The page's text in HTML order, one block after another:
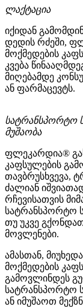
ლაქტაცია
იქიდან
დედის რძეში,
მოქმედების
კვება
მიღებამდე
ან ფარმაცევტს.
სატრანსპორტო
მუშაობა
ფლეკარდია®
კაფსულების
თავბრუსხვევა,
ძალიან
რჩევისათვის
სატრანსპორტო
თუ უკვე
მოვლენები.
ამასთან,
მოქმედების
გამოვლინდეს
სატრანსპორტო
ან იმუშაოთ